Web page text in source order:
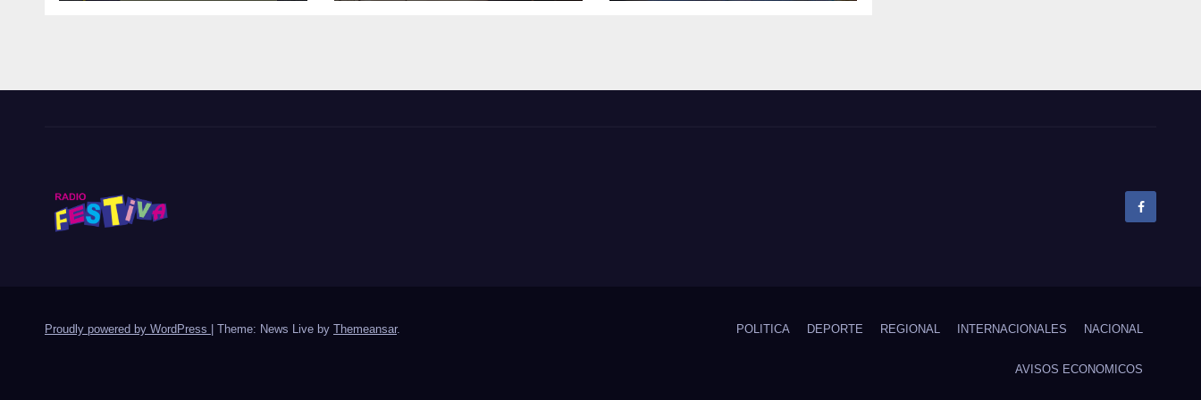
Proudly powered by WordPress | Theme: News Live by Themeansar. POLITICA DEPORTE REGIONAL INTERNACIONALES NACIONAL
AVISOS ECONOMICOS